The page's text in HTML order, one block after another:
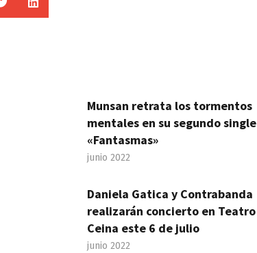
Munsan retrata los tormentos
mentales en su segundo single
«Fantasmas»
junio 2022
Daniela Gatica y Contrabanda
realizarán concierto en Teatro
Ceina este 6 de julio
junio 2022